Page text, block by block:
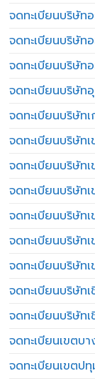
จดทะเบียนบริษัท
จดทะเบียนบริษัท
จดทะเบียนบริษัท
จดทะเบียนบริษัท
จดทะเบียนบริษัท
จดทะเบียนบริษัท
จดทะเบียนบริษัท
จดทะเบียนบริษัท
จดทะเบียนบริษัท
จดทะเบียนบริษัท
จดทะเบียนบริษัทเ
จดทะเบียนบริษัท
จดทะเบียนบริษัทเ
จดทะเบียนเขตบา
จดทะเบียนเขตป